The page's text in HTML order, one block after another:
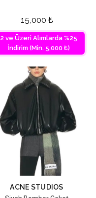
15,000 ₺
2 ve Üzeri Alımlarda %25
İndirim (Min. 5,000 ₺)
ACNE STUDIOS